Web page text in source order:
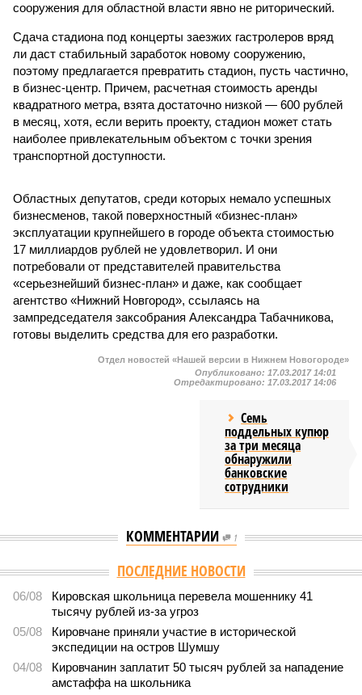
сооружения для областной власти явно не риторический.
Сдача стадиона под концерты заезжих гастролеров вряд
ли даст стабильный заработок новому сооружению,
поэтому предлагается превратить стадион, пусть частично,
в бизнес-центр. Причем, расчетная стоимость аренды
квадратного метра, взята достаточно низкой — 600 рублей
в месяц, хотя, если верить проекту, стадион может стать
наиболее привлекательным объектом с точки зрения
транспортной доступности.
Областных депутатов, среди которых немало успешных
бизнесменов, такой поверхностный «бизнес-план»
эксплуатации крупнейшего в городе объекта стоимостью
17 миллиардов рублей не удовлетворил. И они
потребовали от представителей правительства
«серьезнейший бизнес-план» и даже, как сообщает
агентство «Нижний Новгород», ссылаясь на
зампредседателя заксобрания Александра Табачникова,
готовы выделить средства для его разработки.
Отдел новостей «Нашей версии в Нижнем Новогороде»
Опубликовано: 17.03.2017 14:01
Отредактировано: 17.03.2017 14:06
Семь
поддельных купюр
за три месяца
обнаружили
банковские
сотрудники
КОММЕНТАРИИ 1
ПОСЛЕДНИЕ НОВОСТИ
06/08
Кировская школьница перевела мошеннику 41
тысячу рублей из-за угроз
05/08
Кировчане приняли участие в исторической
экспедиции на остров Шумшу
04/08
Кировчанин заплатит 50 тысяч рублей за нападение
амстаффа на школьника